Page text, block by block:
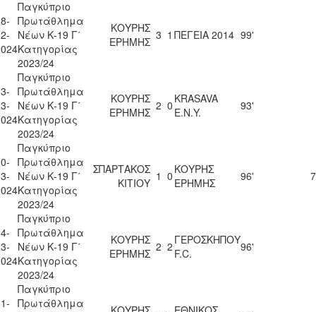
Παγκύπριο
Πρωτάθλημα
Νέων Κ-19 Γ΄
Κατηγορίας
2023/24
ΚΟΥΡΗΣ
ΕΡΗΜΗΣ 3 1 ΠΕΓΕΙΑ 2014 99'
Παγκύπριο
Πρωτάθλημα
Νέων Κ-19 Γ΄
Κατηγορίας
2023/24
ΚΟΥΡΗΣ
ΕΡΗΜΗΣ 2 0 KRASAVA
Ε.Ν.Y.
93'
Παγκύπριο
Πρωτάθλημα
Νέων Κ-19 Γ΄
Κατηγορίας
2023/24
ΣΠΑΡΤΑΚΟΣ
ΚΙΤΙΟΥ 1 0 ΚΟΥΡΗΣ
ΕΡΗΜΗΣ
96'
Παγκύπριο
Πρωτάθλημα
Νέων Κ-19 Γ΄
Κατηγορίας
2023/24
ΚΟΥΡΗΣ
ΕΡΗΜΗΣ 2 2 ΓΕΡΟΣΚΗΠΟΥ
F.C.
96'
Παγκύπριο
Πρωτάθλημα